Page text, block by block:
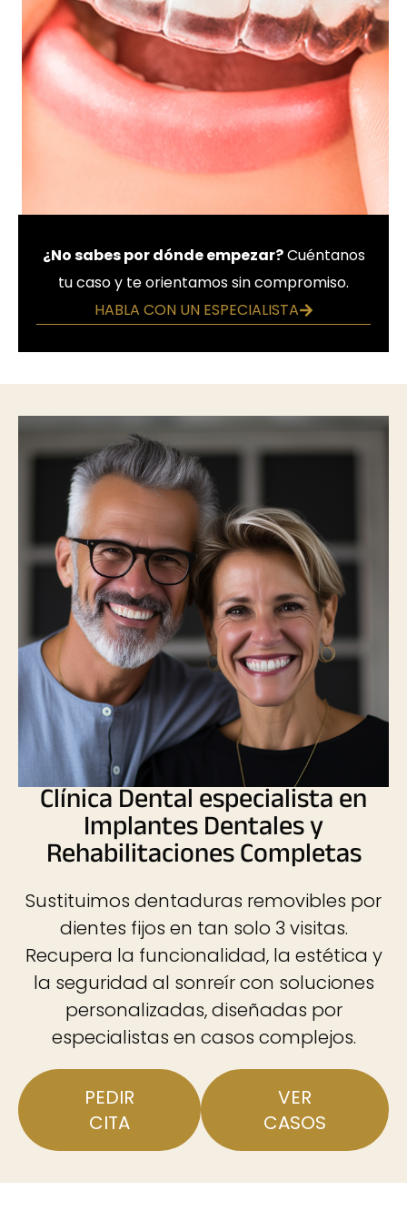
¿No sabes por dónde empezar?Cuéntanos
tu caso y te orientamos sin compromiso.
HABLA CON UN ESPECIALISTA
Clínica Dental especialista en
Implantes Dentales y
Rehabilitaciones Completas
Sustituimos dentaduras removibles por
dientes fijos en tan solo 3 visitas.
Recupera la funcionalidad, la estética y
la seguridad al sonreír con soluciones
personalizadas, diseñadas por
especialistas en casos complejos.
PEDIR
CITA
VER
CASOS